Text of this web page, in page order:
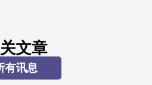
文章
有讯息